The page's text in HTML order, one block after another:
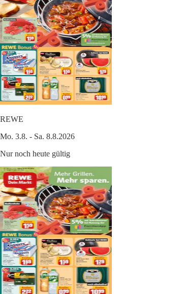
REWE
Mo. 3.8. - Sa. 8.8.2026
Nur noch heute gültig